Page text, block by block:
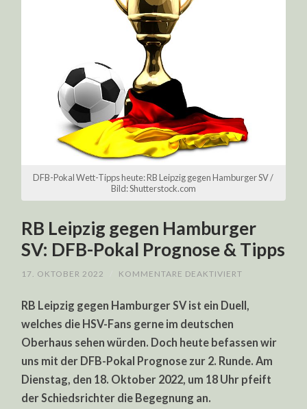
DFB-Pokal Wett-Tipps heute: RB Leipzig gegen Hamburger SV /
Bild: Shutterstock.com
RB Leipzig gegen Hamburger
SV: DFB-Pokal Prognose & Tipps
17. OKTOBER 2022 KOMMENTARE DEAKTIVIERT
GEGEN
HAMBURGER
POKAL
PROGNOSE
&
TIPPS
RB Leipzig gegen Hamburger SV ist ein Duell,
welches die HSV-Fans gerne im deutschen
Oberhaus sehen würden. Doch heute befassen wir
uns mit der DFB-Pokal Prognose zur 2. Runde. Am
Dienstag, den 18. Oktober 2022, um 18 Uhr pfeift
der Schiedsrichter die Begegnung an.